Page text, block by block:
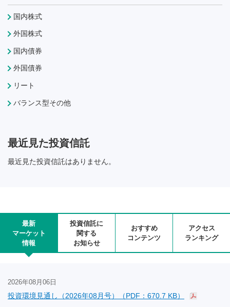
国内株式
外国株式
国内債券
外国債券
リート
バランス型その他
最近見た投資信託
最近見た投資信託はありません。
最新
マーケット
情報
投資信託に
関する
お知らせ
おすすめ
コンテンツ
アクセス
ランキング
2026年08月06日
投資環境見通し（2026年08月号）（PDF：670.7 KB）